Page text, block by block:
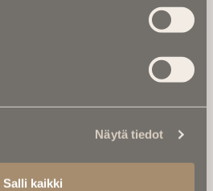
Näytä tiedot
Salli kaikki
Julkaisemme uusimmat